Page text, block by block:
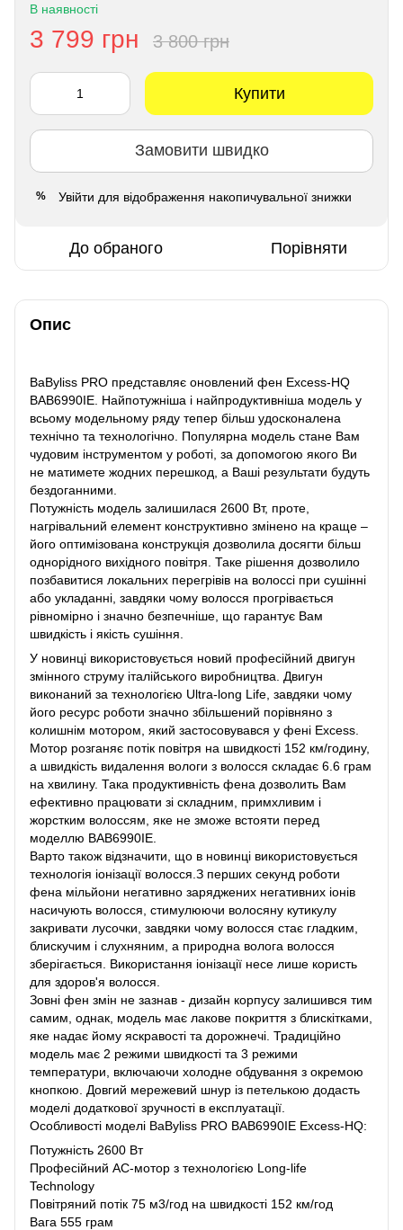
В наявності
3 799 грн 3 800 грн
Купити
Замовити швидко
% Увійти для відображення накопичувальної знижки
До обраного Порівняти
Опис
BaByliss PRO представляє оновлений фен Excess-HQ
BAB6990IE. Найпотужніша і найпродуктивніша модель у
всьому модельному ряду тепер більш удосконалена
технічно та технологічно. Популярна модель стане Вам
чудовим інструментом у роботі, за допомогою якого Ви
не матимете жодних перешкод, а Ваші результати будуть
бездоганними.
Потужність модель залишилася 2600 Вт, проте,
нагрівальний елемент конструктивно змінено на краще –
його оптимізована конструкція дозволила досягти більш
однорідного вихідного повітря. Таке рішення дозволило
позбавитися локальних перегрівів на волоссі при сушінні
або укладанні, завдяки чому волосся прогрівається
рівномірно і значно безпечніше, що гарантує Вам
швидкість і якість сушіння.
У новинці використовується новий професійний двигун
змінного струму італійського виробництва. Двигун
виконаний за технологією Ultra-long Life, завдяки чому
його ресурс роботи значно збільшений порівняно з
колишнім мотором, який застосовувався у фені Excess.
Мотор розганяє потік повітря на швидкості 152 км/годину,
а швидкість видалення вологи з волосся складає 6.6 грам
на хвилину. Така продуктивність фена дозволить Вам
ефективно працювати зі складним, примхливим і
жорстким волоссям, яке не зможе встояти перед
моделлю BAB6990IE.
Варто також відзначити, що в новинці використовується
технологія іонізації волосся.З перших секунд роботи
фена мільйони негативно заряджених негативних іонів
насичують волосся, стимулюючи волосяну кутикулу
закривати лусочки, завдяки чому волосся стає гладким,
блискучим і слухняним, а природна волога волосся
зберігається. Використання іонізації несе лише користь
для здоров'я волосся.
Зовні фен змін не зазнав - дизайн корпусу залишився тим
самим, однак, модель має лакове покриття з блискітками,
яке надає йому яскравості та дорожнечі. Традиційно
модель має 2 режими швидкості та 3 режими
температури, включаючи холодне обдування з окремою
кнопкою. Довгий мережевий шнур із петелькою додасть
моделі додаткової зручності в експлуатації.
Особливості моделі BaByliss PRO BAB6990IE Excess-HQ:
Потужність 2600 Вт
Професійний AC-мотор з технологією Long-life
Technology
Повітряний потік 75 м3/год на швидкості 152 км/год
Вага 555 грам